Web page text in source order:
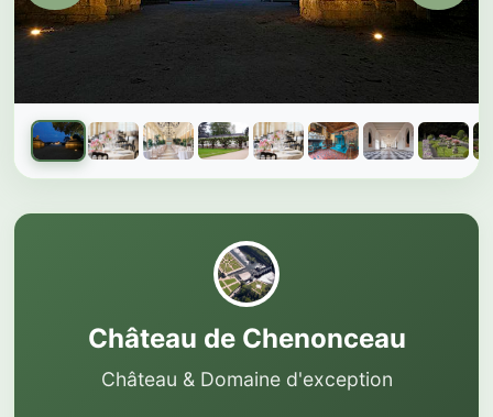
Galerie du château
1 sur 16 photos
Château de Chenonceau
Château & Domaine d'exception